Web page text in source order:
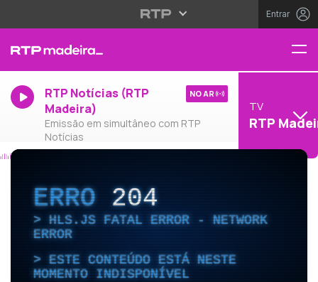
Entrar
RTP Notícias (RTP
Madeira)
Emissão em simultâneo com RTP
Notícias
NO AR
TV
RTP
ERRO204
HLS.JS FATAL ERROR - NETWORK
ERROR
ESTE CONTEÚDO ESTÁ NESTE
MOMENTO INDISPONÍVEL